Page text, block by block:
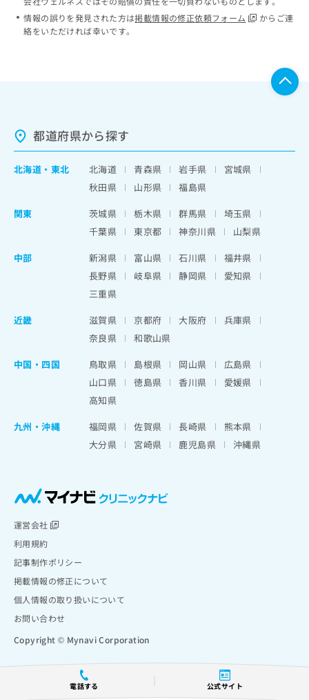
電話する 公式サイト
情報の誤りを発見された方は掲載情報の修正依頼フォーム
からご連
絡をいただければ幸いです。
都道府県から探す
北海道 ・ 東北 北海道 青森県 岩手県
宮城県
秋田県
山形県
福島県
関東
茨城県 栃木県 群馬県
埼玉県
千葉県
東京都 神奈川県
山梨県
中部
新潟県 富山県 石川県
福井県
長野県
岐阜県 静岡県
愛知県
三重県
近畿
滋賀県 京都府 大阪府
兵庫県
奈良県
和歌山県
中国・四国
鳥取県 島根県 岡山県
広島県
山口県
徳島県 香川県
愛媛県
高知県
九州・沖縄
福岡県 佐賀県 長崎県
熊本県
大分県
宮崎県 鹿児島県 沖縄県
運営会社
利用規約
記事制作ポリシー
掲載情報の修正について
個人情報の取り扱いについて
お問い合わせ
Copyright © Mynavi Corporation